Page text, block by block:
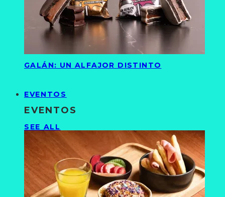
GALÁN: UN ALFAJOR DISTINTO
EVENTOS
EVENTOS
SEE ALL